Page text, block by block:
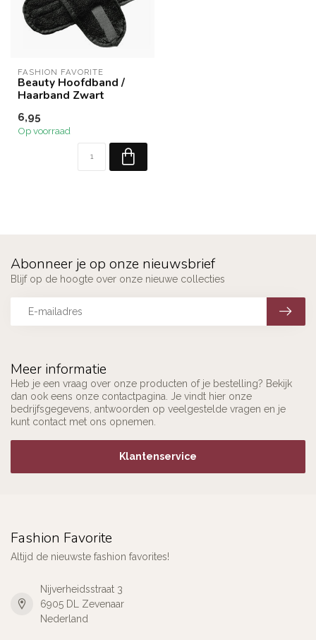
FASHION FAVORITE
Beauty Hoofdband /
Haarband Zwart
6,95
Op voorraad
Meer informatie
Heb je een vraag over onze producten of je bestelling? Bekijk
dan ook eens onze contactpagina. Je vindt hier onze
bedrijfsgegevens, antwoorden op veelgestelde vragen en je
kunt contact met ons opnemen.
Klantenservice
Abonneer je op onze nieuwsbrief
Blijf op de hoogte over onze nieuwe collecties
Fashion Favorite
Altijd de nieuwste fashion favorites!
Nijverheidsstraat 3
6905 DL Zevenaar
Nederland